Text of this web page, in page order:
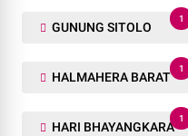
GUNUNG SITOLO
1
HALMAHERA BARAT
1
HARI BHAYANGKARA
1